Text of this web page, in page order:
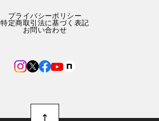
プライバシーポリシー
特定商取引法に基づく表記
お問い合わせ